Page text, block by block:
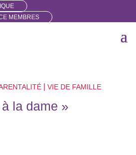
MEMBRES
|VIE DE FAMILLE
la dame »